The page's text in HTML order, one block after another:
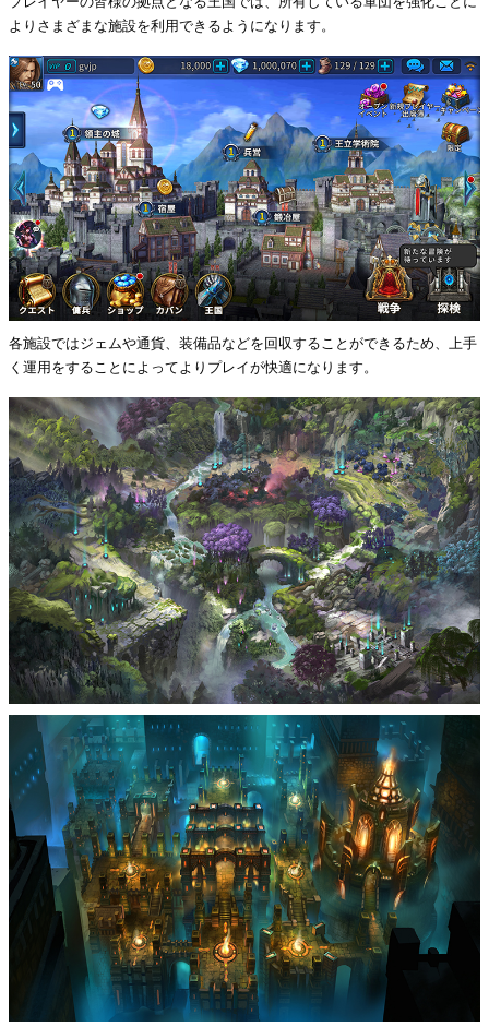
よりさまざまな施設を利用できるようになります。
各施設ではジェムや通貨、装備品などを回収することができるため、上手
く運用をすることによってよりプレイが快適になります。